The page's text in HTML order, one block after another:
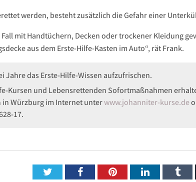
werden, besteht zusätzlich die Gefahr einer
mit Handtüchern, Decken oder trockener Kleidung
aus dem Erste-Hilfe-Kasten im Auto“, rät Frank.
Jahre das Erste-Hilfe-Wissen aufzufrischen.
Kursen und Lebensrettenden Sofortmaßnahmen
Würzburg im Internet unterwww.johanniter-kurse.de
17.
TwitterFacebookPinterestLinkedIn